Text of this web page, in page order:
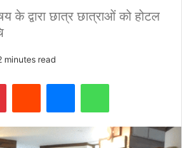
के द्वारा छात्र छात्राओं को होटल
minutes read